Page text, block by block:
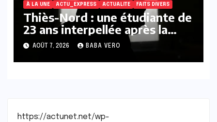
À LA UNE ACTU_EXPRESS ACTUALITE FAITS DIVERS
Thiès-Nord : une étudiante de
23 ans interpellée après la
découverte de deux nouveau-
nés décédés à Médina Fall
AOÛT 7, 2026 BABA VERO
https://actunet.net/wp-